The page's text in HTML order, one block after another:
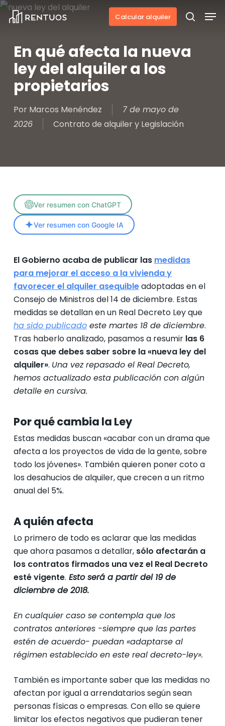
Skip
content
Calcular alquiler search
En qué afecta la nueva
ley del alquiler a los
propietarios
Por Marcos Menéndez
7 de mayo de
2026
Contrato de alquiler y Legislación
Ver resumen con ChatGPT
Ver resumen con Google IA
El Gobierno acaba de publicar las medidas
para mejorar el acceso a la vivienda y
favorecer el alquiler asequibleadoptadas en el
Consejo de Ministros del 14 de diciembre. Estas
medidas se detallan en un Real Decreto Ley que
ha sido publicadoeste martes 18 de diciembre.
Tras haberlo analizado, pasamos a resumir las 6
cosas que debes saber sobre la «nueva ley del
alquiler». Una vez repasado el Real Decreto,
hemos actualizado esta publicación con algún
detalle en cursiva.
Por qué cambia la Ley
Estas medidas buscan «acabar con un drama que
afecta a los proyectos de vida de la gente, sobre
todo los jóvenes». También quieren poner coto a
los desahucios de alquiler, que crecen a un ritmo
anual del 5%.
A quién afecta
Lo primero de todo es aclarar que las medidas
que ahora pasamos a detallar, sólo afectarán a
los contratos firmados una vez el Real Decreto
esté vigente. Esto será a partir del 19 de
diciembre de 2018.
En cualquier caso se contempla que los
contratos anteriores -siempre que las partes
estén de acuerdo- puedan «adaptarse al
régimen establecido en este real decreto-ley».
También es importante saber que las medidas no
afectan por igual a arrendatarios según sean
personas físicas o empresas. Con ello se quiere
limitar los efectos negativos que pudieran tener